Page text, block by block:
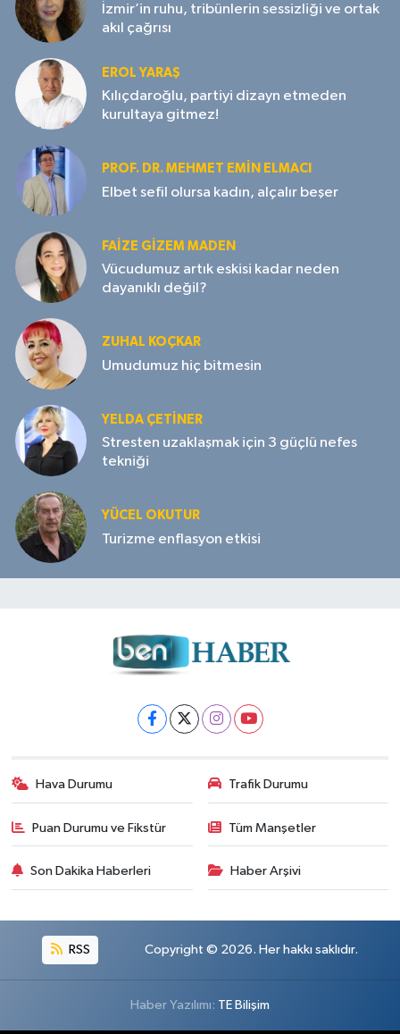
İzmir’in ruhu, tribünlerin sessizliği ve ortak
akıl çağrısı
EROL YARAŞ
Kılıçdaroğlu, partiyi dizayn etmeden
kurultaya gitmez!
PROF. DR. MEHMET EMIN ELMACI
Elbet sefil olursa kadın, alçalır beşer
FAIZE GIZEM MADEN
Vücudumuz artık eskisi kadar neden
dayanıklı değil?
ZUHAL KOÇKAR
Umudumuz hiç bitmesin
YELDA ÇETİNER
Stresten uzaklaşmak için 3 güçlü nefes
tekniği
YÜCEL OKUTUR
Turizme enflasyon etkisi
Hava Durumu Trafik Durumu
Puan Durumu ve Fikstür Tüm Manşetler
Son Dakika Haberleri Haber Arşivi
RSS Copyright © 2026. Her hakkı saklıdır.
Haber Yazılımı: TE Bilişim